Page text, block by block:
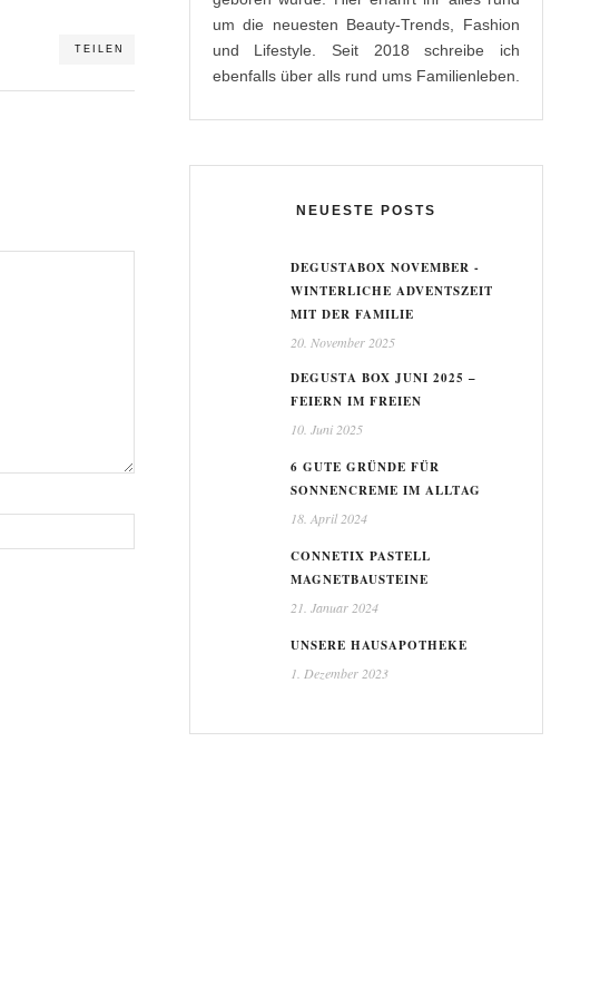
TEILEN
um die neuesten Beauty-Trends, Fashion
und Lifestyle. Seit 2018 schreibe ich
ebenfalls über alls rund ums Familienleben.
NEUESTE POSTS
DEGUSTABOX NOVEMBER -
WINTERLICHE ADVENTSZEIT
MIT DER FAMILIE
20. November 2025
DEGUSTA BOX JUNI 2025 –
FEIERN IM FREIEN
10. Juni 2025
6 GUTE GRÜNDE FÜR
SONNENCREME IM ALLTAG
18. April 2024
CONNETIX PASTELL
MAGNETBAUSTEINE
21. Januar 2024
UNSERE HAUSAPOTHEKE
1. Dezember 2023